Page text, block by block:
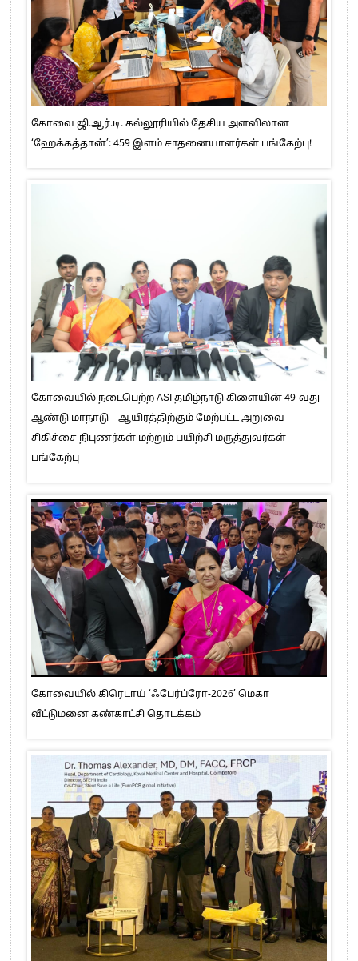
கோவை ஜி.ஆர்.டி. கல்லூரியில் தேசிய அளவிலான
‘ஹேக்கத்தான்’: 459 இளம் சாதனையாளர்கள் பங்கேற்பு!
கோவையில் நடைபெற்ற ASI தமிழ்நாடு கிளையின் 49-வது
ஆண்டு மாநாடு – ஆயிரத்திற்கும் மேற்பட்ட அறுவை
சிகிச்சை நிபுணர்கள் மற்றும் பயிற்சி மருத்துவர்கள்
பங்கேற்பு
கோவையில் கிரெடாய் ‘ஃபேர்ப்ரோ-2026’ மெகா
வீட்டுமனை கண்காட்சி தொடக்கம்